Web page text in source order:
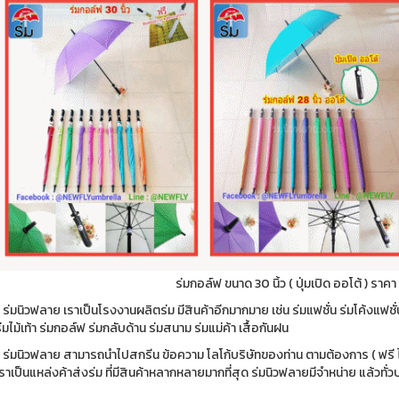
ร่มกอล์ฟ ขนาด 30 นิ้ว ( ปุ่มเปิด ออโต้ ) ราคา
มนิวฟลาย เราเป็นโรงงานผลิตร่ม มีสินค้าอีกมากมาย เช่น ร่มแฟชั่น ร่มโค้งแ
ไม้เท้า ร่มกอล์ฟ ร่มกลับด้าน ร่มสนาม ร่มแม่ค้า เสื้อกันฝน
มนิวฟลาย สามารถนำไปสกรีน ข้อความ โลโก้บริษัทของท่าน ตามต้องการ (
าเป็นแหล่งค้าส่งร่ม ที่มีสินค้าหลากหลายมากที่สุด ร่มนิวฟลายมีจำหน่าย แล้วทั่ว